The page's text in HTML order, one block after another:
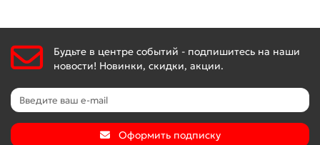
Будьте в центре событий - подпишитесь на наши
новости! Новинки, скидки, акции.
Оформить подписку